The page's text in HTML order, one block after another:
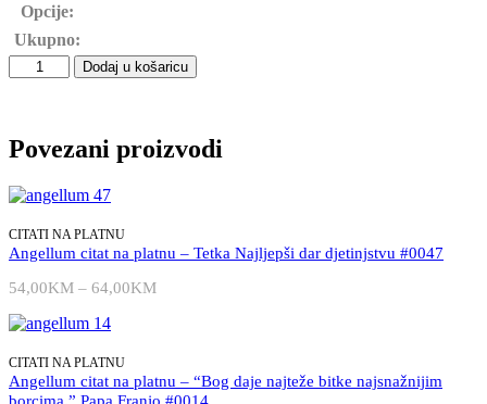
Opcije:
Ukupno:
Angellum
citat
–
“Tu
sam
sigurna.”
količina
Dodaj u košaricu
Povezani proizvodi
CITATI NA PLATNU
Angellum citat na platnu – Tetka Najljepši dar djetinjstvu #0047
54,00KM – 64,00KM
64,00KM
CITATI NA PLATNU
Angellum citat na platnu – “Bog daje najteže bitke najsnažnijim
borcima.” Papa Franjo #0014